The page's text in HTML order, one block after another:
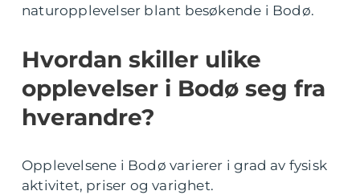
naturopplevelser blant besøkende i Bodø.
Hvordan skiller ulike
opplevelser i Bodø seg fra
hverandre?
Opplevelsene i Bodø varierer i grad av fysisk
aktivitet, priser og varighet.